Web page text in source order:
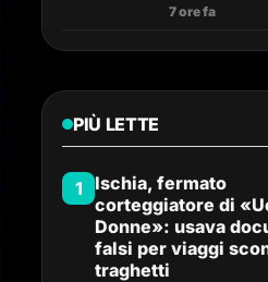
7 ore fa
PIÙ LETTE
1
Ischia, fermato
corteggiatore di
Donne»: usava
falsi per viaggi
traghetti